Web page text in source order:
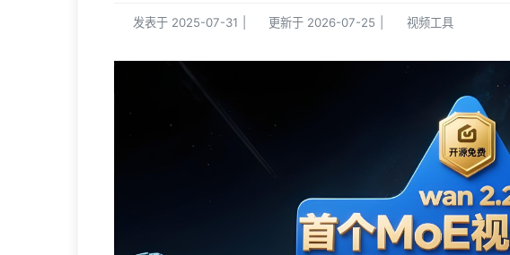
发表于 2025-07-31 更新于 2026-07-25 视频工具